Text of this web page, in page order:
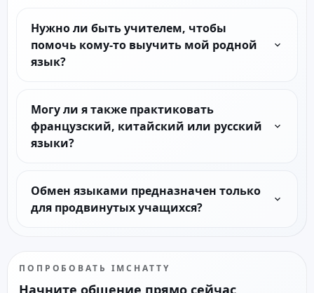
Нужно ли быть учителем, чтобы
помочь кому-то выучить мой родной
язык?
Могу ли я также практиковать
французский, китайский или русский
языки?
Обмен языками предназначен только
для продвинутых учащихся?
ПОПРОБОВАТЬ IMCHATTY
Начните общение прямо сейчас